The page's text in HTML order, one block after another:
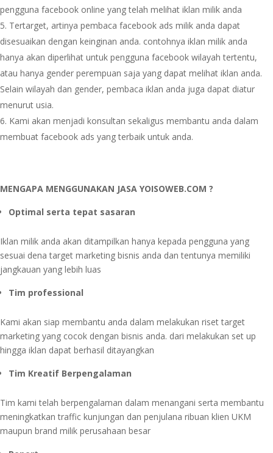
pengguna facebook online yang telah melihat iklan milik anda
Tertarget, artinya pembaca facebook ads milik anda dapat
disesuaikan dengan keinginan anda. contohnya iklan milik anda
hanya akan diperlihat untuk pengguna facebook wilayah tertentu,
atau hanya gender perempuan saja yang dapat melihat iklan anda.
Selain wilayah dan gender, pembaca iklan anda juga dapat diatur
menurut usia.
Kami akan menjadi konsultan sekaligus membantu anda dalam
membuat facebook ads yang terbaik untuk anda.
MENGAPA MENGGUNAKAN JASA YOISOWEB.COM ?
Optimal serta tepat sasaran
Iklan milik anda akan ditampilkan hanya kepada pengguna yang
sesuai dena target marketing bisnis anda dan tentunya memiliki
jangkauan yang lebih luas
Tim professional
Kami akan siap membantu anda dalam melakukan riset target
marketing yang cocok dengan bisnis anda. dari melakukan set up
hingga iklan dapat berhasil ditayangkan
Tim Kreatif Berpengalaman
Tim kami telah berpengalaman dalam menangani serta membantu
meningkatkan traffic kunjungan dan penjulana ribuan klien UKM
maupun brand milik perusahaan besar